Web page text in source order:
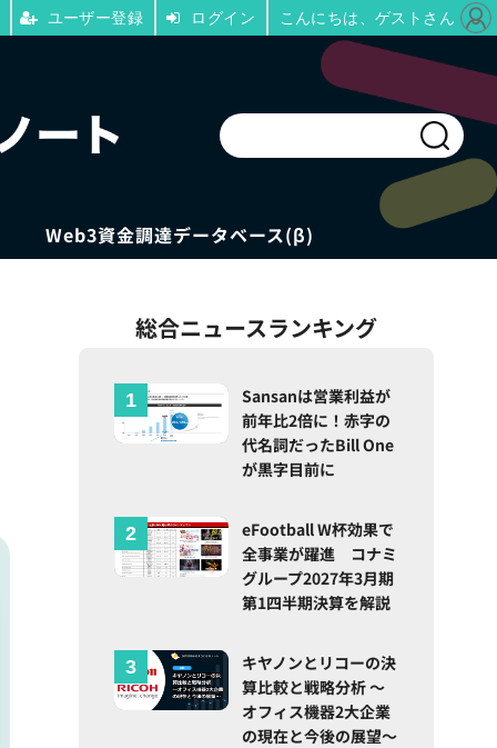
Web3資金調達データベース(β)
総合ニュースランキング
Sansanは営業利益が
前年比2倍に！赤字の
代名詞だったBill One
が黒字目前に
eFootball W杯効果で
全事業が躍進 コナミ
グループ2027年3月期
第1四半期決算を解説
キヤノンとリコーの決
算比較と戦略分析 ～
オフィス機器2大企業
の現在と今後の展望～
ユーザー登録 ログイン こんにちは、ゲストさん